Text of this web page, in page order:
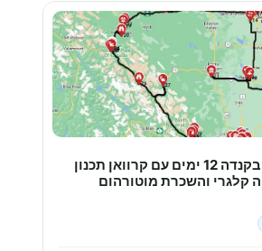
טיול משפחתי בקנדה 12 ימים עם קרוואן תכנון
קלגרי והשכרת מוטורהום